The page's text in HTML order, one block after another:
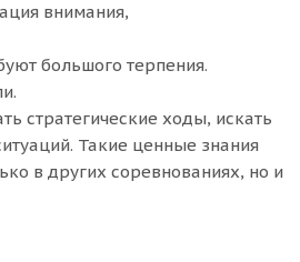
внимания,
большого терпения.
стратегические ходы, искать
Такие ценные знания
в других соревнованиях, но и